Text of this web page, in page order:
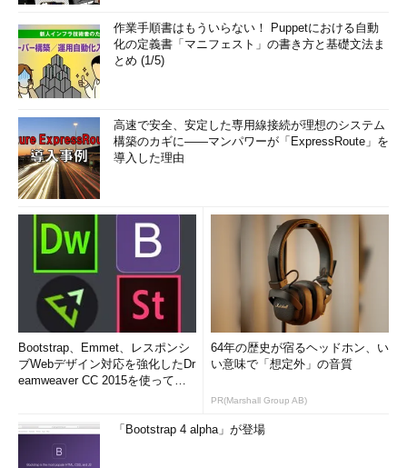
作業手順書はもういらない！ Puppetにおける自動
化の定義書「マニフェスト」の書き方と基礎文法ま
とめ (1/5)
高速で安全、安定した専用線接続が理想のシステム
構築のカギに――マンパワーが「ExpressRoute」を
導入した理由
Bootstrap、Emmet、レスポンシ
ブWebデザイン対応を強化したDr
eamweaver CC 2015を使って
64年の歴史が宿るヘッドホン、い
い意味で「想定外」の音質
PR(Marshall Group AB)
「Bootstrap 4 alpha」が登場